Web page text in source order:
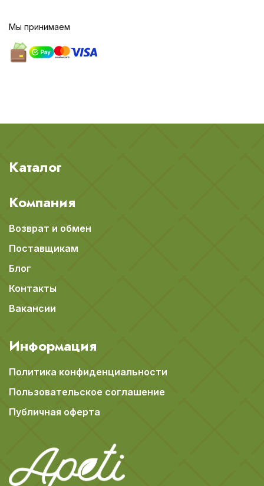
Мы принимаем
Каталог
Компания
Возврат и обмен
Поставщикам
Блог
Контакты
Вакансии
Информация
Политика конфиденциальности
Пользовательское соглашение
Публичная оферта